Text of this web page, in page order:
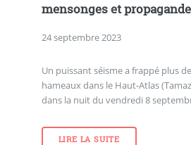
mensonges et propagande
24 septembre 2023
Un puissant séisme a frappé plus
hameaux dans le Haut-Atlas
dans la nuit du vendredi 8
LIRE LA SUITE